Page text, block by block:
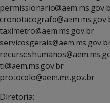
taximetro@aem.ms.gov.br
ti@aem.ms.gov.br
protocolo@aem.ms.gov.br
Diretoria: